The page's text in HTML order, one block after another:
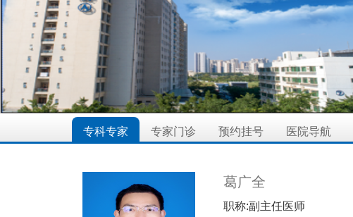
专科专家 专家门诊 预约挂号 医院导航
葛广全
职称:副主任医师